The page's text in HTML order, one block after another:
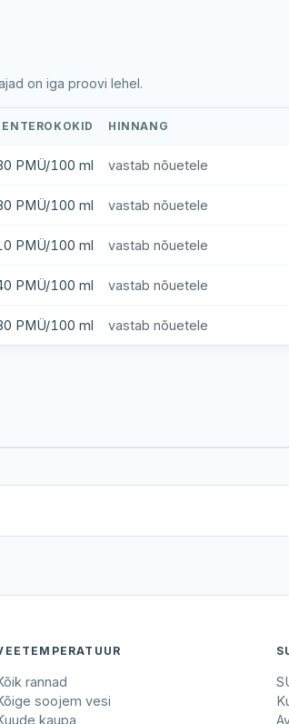
on iga proovi lehel.
ENTEROKOKID HINNANG
PMÜ/100 ml vastab nõuetele
PMÜ/100 ml vastab nõuetele
PMÜ/100 ml vastab nõuetele
PMÜ/100 ml vastab nõuetele
PMÜ/100 ml vastab nõuetele
rannad
soojem vesi
kaupa